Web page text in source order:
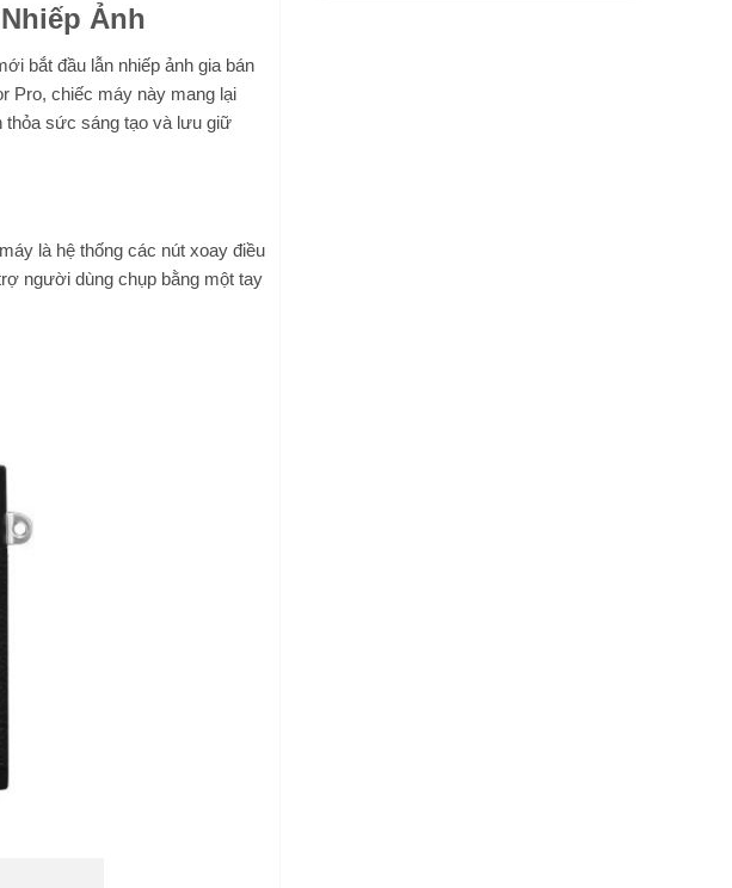
Ảnh
bắt đầu lẫn nhiếp ảnh gia bán
Pro, chiếc máy này mang lại
thỏa sức sáng tạo và lưu giữ
là hệ thống các nút xoay điều
người dùng chụp bằng một tay